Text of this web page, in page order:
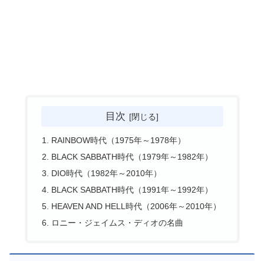
目次
RAINBOW時代（1975年～1978年）
BLACK SABBATH時代（1979年～1982年）
DIO時代（1982年～2010年）
BLACK SABBATH時代（1991年～1992年）
HEAVEN AND HELL時代（2006年～2010年）
ロニー・ジェイムス・ディオの名曲